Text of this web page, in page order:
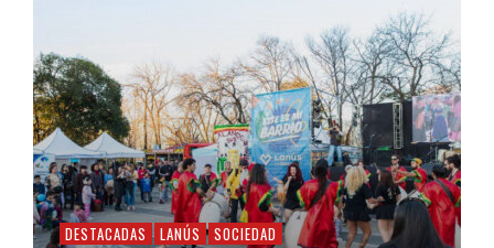
DESTACADAS LANÚS SOCIEDAD